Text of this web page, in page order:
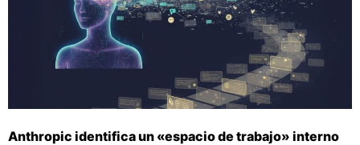
Anthropic identifica un «espacio de trabajo» interno